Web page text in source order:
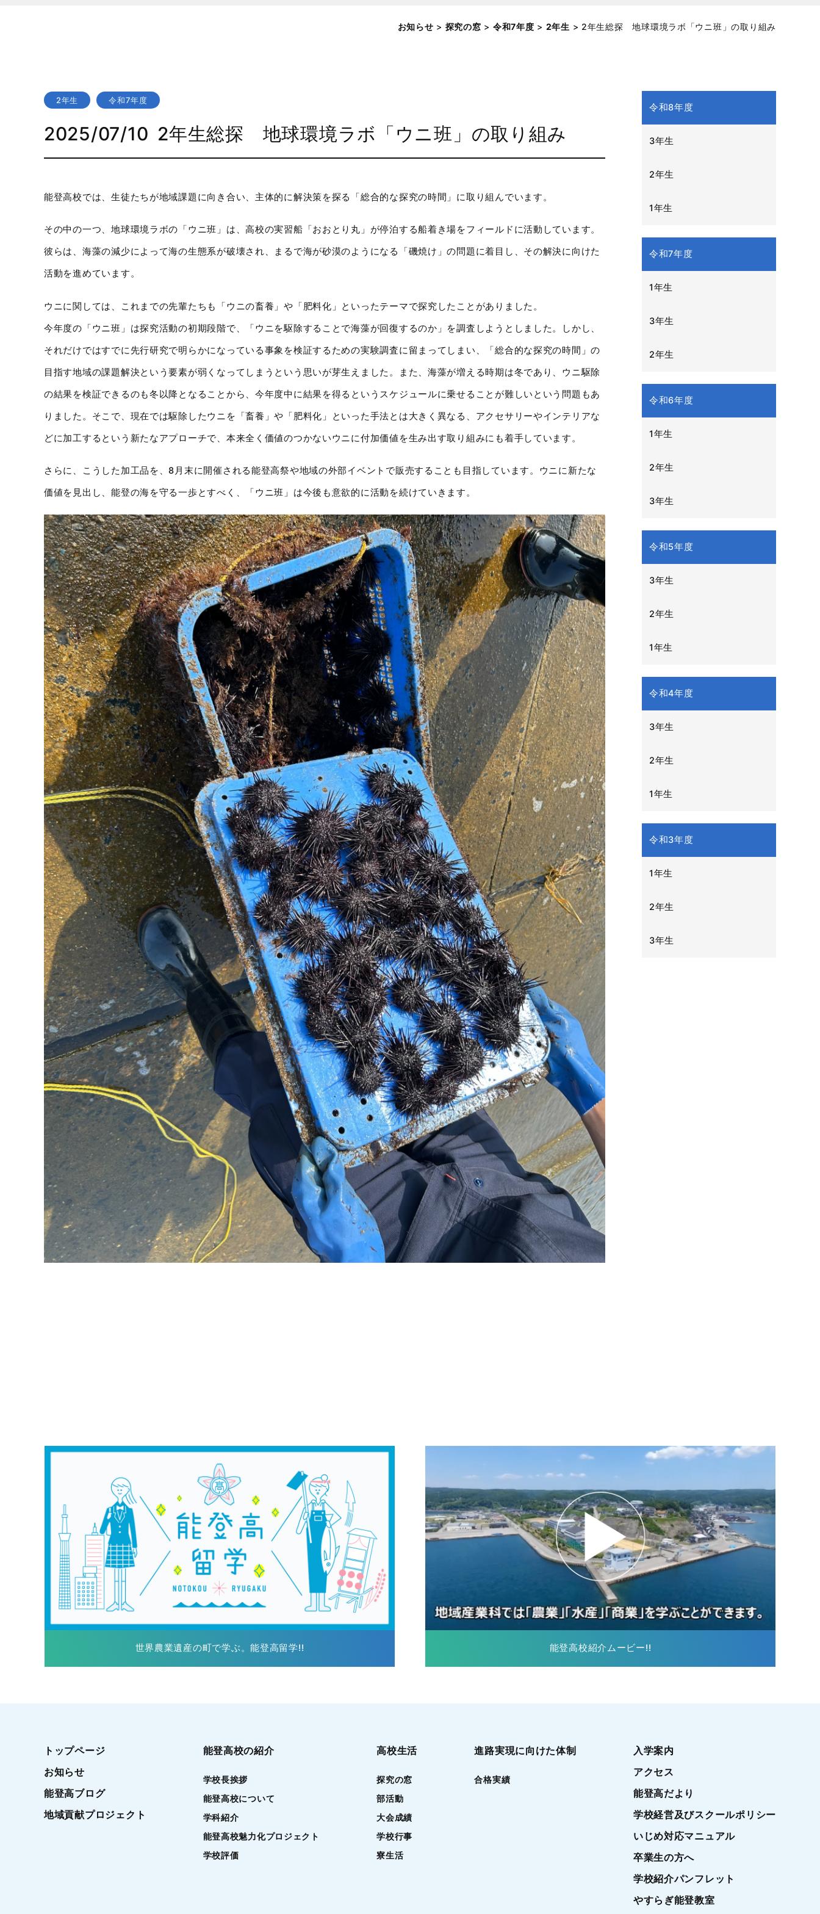
お知らせ > 探究の窓 > 令和7年度 > 2年生 > 2年生総探 地球環境ラボ「ウニ班」の取り組み
2年生 令和7年度
2025/07/10 2年生総探 地球環境ラボ「ウニ班」の取り組み
能登高校では、生徒たちが地域課題に向き合い、主体的に解決策を探る「総合的な探究の時間」に取り組んでいます。
その中の一つ、地球環境ラボの「ウニ班」は、高校の実習船「おおとり丸」が停泊する船着き場をフィールドに活動しています。
彼らは、海藻の減少によって海の生態系が破壊され、まるで海が砂漠のようになる「磯焼け」の問題に着目し、その解決に向けた
活動を進めています。
ウニに関しては、これまでの先輩たちも「ウニの畜養」や「肥料化」といったテーマで探究したことがありました。
今年度の「ウニ班」は探究活動の初期段階で、「ウニを駆除することで海藻が回復するのか」を調査しようとしました。しかし、
それだけではすでに先行研究で明らかになっている事象を検証するための実験調査に留まってしまい、「総合的な探究の時間」の
目指す地域の課題解決という要素が弱くなってしまうという思いが芽生えました。また、海藻が増える時期は冬であり、ウニ駆除
の結果を検証できるのも冬以降となることから、今年度中に結果を得るというスケジュールに乗せることが難しいという問題もあ
りました。そこで、現在では駆除したウニを「畜養」や「肥料化」といった手法とは大きく異なる、アクセサリーやインテリアな
どに加工するという新たなアプローチで、本来全く価値のつかないウニに付加価値を生み出す取り組みにも着手しています。
さらに、こうした加工品を、8月末に開催される能登高祭や地域の外部イベントで販売することも目指しています。ウニに新たな
価値を見出し、能登の海を守る一歩とすべく、「ウニ班」は今後も意欲的に活動を続けていきます。
令和8年度
3年生
2年生
1年生
令和7年度
1年生
3年生
2年生
令和6年度
1年生
2年生
3年生
令和5年度
3年生
2年生
1年生
令和4年度
3年生
2年生
1年生
令和3年度
1年生
2年生
3年生
世界農業遺産の町で学ぶ。能登高留学!! 能登高校紹介ムービー!!
トップページ
お知らせ
能登高ブログ
地域貢献プロジェクト
能登高校の紹介
学校長挨拶
能登高校について
学科紹介
能登高校魅力化プロジェクト
学校評価
高校生活
探究の窓
部活動
大会成績
学校行事
寮生活
進路実現に向けた体制
合格実績
入学案内
アクセス
能登高だより
学校経営及びスクールポリシー
いじめ対応マニュアル
卒業生の方へ
学校紹介パンフレット
やすらぎ能登教室